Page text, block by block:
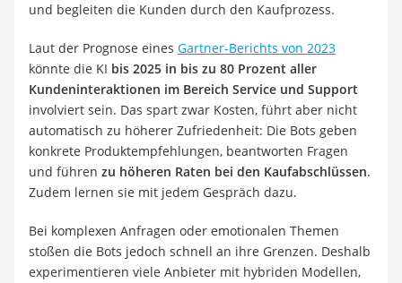
und begleiten die Kunden durch den Kaufprozess.
Laut der Prognose eines Gartner-Berichts von 2023
könnte die KI bis 2025 in bis zu 80 Prozent aller
Kundeninteraktionen im Bereich Service und Support
involviert sein. Das spart zwar Kosten, führt aber nicht
automatisch zu höherer Zufriedenheit: Die Bots geben
konkrete Produktempfehlungen, beantworten Fragen
und führen zu höheren Raten bei den Kaufabschlüssen.
Zudem lernen sie mit jedem Gespräch dazu.
Bei komplexen Anfragen oder emotionalen Themen
stoßen die Bots jedoch schnell an ihre Grenzen. Deshalb
experimentieren viele Anbieter mit hybriden Modellen,